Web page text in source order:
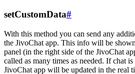
setCustomData#
With this method you can send any
the JivoChat app. This info will be
panel (in the right side of the JivoChat
called as many times as needed. If chat
JivoChat app will be updated in the real